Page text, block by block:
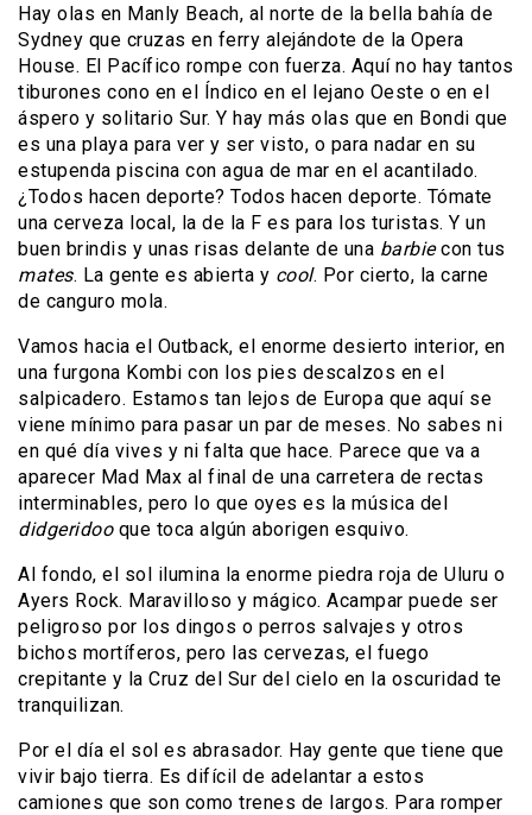
Hay olas en Manly Beach, al norte de la bella bahía de
Sydney que cruzas en ferry alejándote de la Opera
House. El Pacífico rompe con fuerza. Aquí no hay tantos
tiburones cono en el Índico en el lejano Oeste o en el
áspero y solitario Sur. Y hay más olas que en Bondi que
es una playa para ver y ser visto, o para nadar en su
estupenda piscina con agua de mar en el acantilado.
¿Todos hacen deporte? Todos hacen deporte. Tómate
una cerveza local, la de la F es para los turistas. Y un
buen brindis y unas risas delante de una barbiecon tus
mates. La gente es abierta y cool. Por cierto, la carne
de canguro mola.
Vamos hacia el Outback, el enorme desierto interior, en
una furgona Kombi con los pies descalzos en el
salpicadero. Estamos tan lejos de Europa que aquí se
viene mínimo para pasar un par de meses. No sabes ni
en qué día vives y ni falta que hace. Parece que va a
aparecer Mad Max al final de una carretera de rectas
interminables, pero lo que oyes es la música del
didgeridoo que toca algún aborigen esquivo.
Al fondo, el sol ilumina la enorme piedra roja de Uluru o
Ayers Rock. Maravilloso y mágico. Acampar puede ser
peligroso por los dingos o perros salvajes y otros
bichos mortíferos, pero las cervezas, el fuego
crepitante y la Cruz del Sur del cielo en la oscuridad te
tranquilizan.
Por el día el sol es abrasador. Hay gente que tiene que
vivir bajo tierra. Es difícil de adelantar a estos
camiones que son como trenes de largos. Para romper